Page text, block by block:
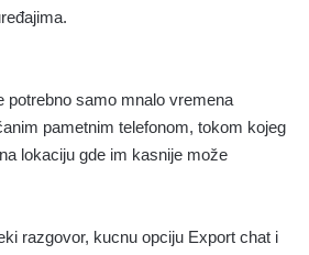
potrebno samo mnalo vremena
pametnim telefonom, tokom kojeg
lokaciju gde im kasnije može
razgovor, kucnu opciju Export chat i